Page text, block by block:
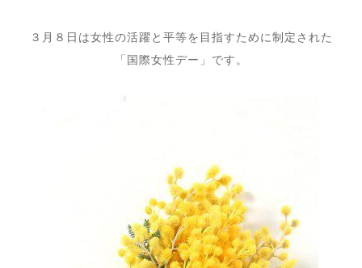
３月８日は女性の活躍と平等を目指すために制定された
「国際女性デー」です。